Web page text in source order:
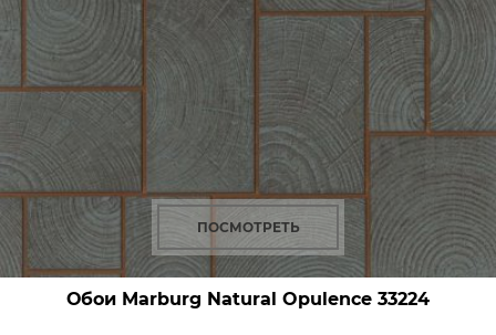
ПОСМОТРЕТЬ
Обои Marburg Natural Opulence 33224